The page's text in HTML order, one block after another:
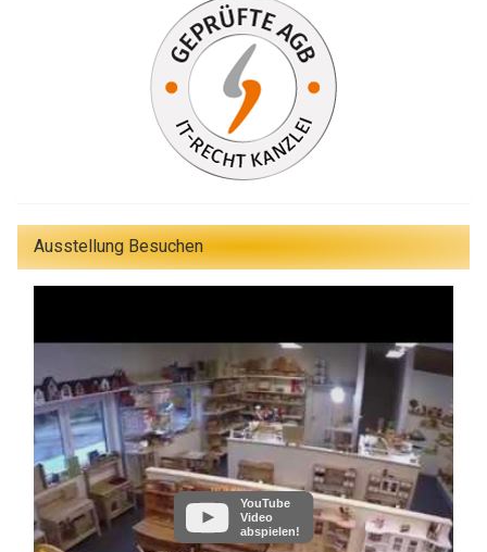
Ausstellung Besuchen
YouTube
Video
abspielen!